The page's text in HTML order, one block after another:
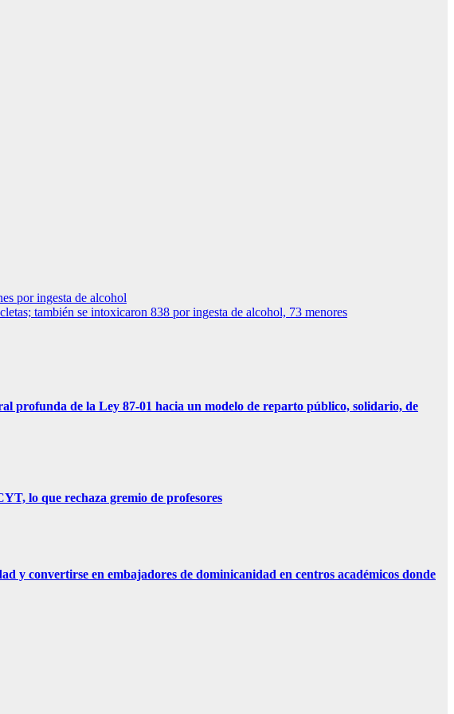
por ingesta de alcohol
también se intoxicaron 838 por ingesta de alcohol, 73 menores
de la Ley 87-01 hacia un modelo de reparto público, solidario, de
lo que rechaza gremio de profesores
convertirse en embajadores de dominicanidad en centros académicos donde